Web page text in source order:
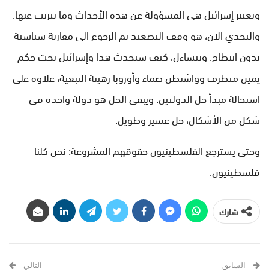
وتعتبر إسرائيل هي المسؤولة عن هذه الأحداث وما يترتب عنها.
والتحدي الان، هو وقف التصعيد ثم الرجوع الى مقاربة سياسية
بدون انبطاح. ونتساءل، كيف سيحدث هذا وإسرائيل تحت حكم
يمين متطرف وواشنطن صماء وأوروبا رهينة التبعية، علاوة على
استحالة مبدأ حل الدولتين. ويبقى الحل هو دولة واحدة في
شكل من الأشكال، حل عسير وطويل.
وحتى يسترجع الفلسطينيون حقوقهم المشروعة: نحن كلنا
فلسطينيون.
شارك
السابق التالي